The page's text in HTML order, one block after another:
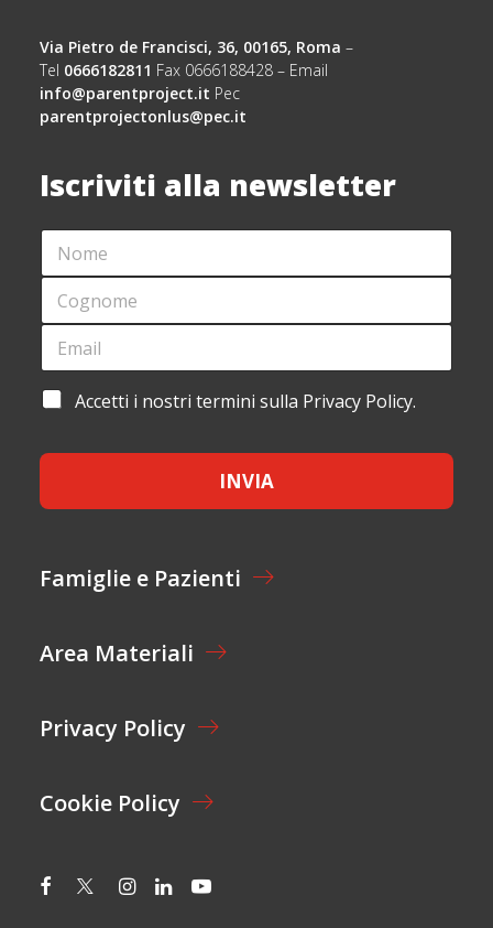
Via Pietro de Francisci, 36, 00165, Roma –
Tel 0666182811 Fax 0666188428 – Email
info@parentproject.it Pec
parentprojectonlus@pec.it
Iscriviti alla newsletter
N
M
*
C
G
O
E
C
G
N
O
E
E
A
I
L
A
E
T
O
*
Accetti i nostri termini sulla Privacy Policy.
INVIA
Famiglie e Pazienti
Area Materiali
Privacy Policy
Cookie Policy